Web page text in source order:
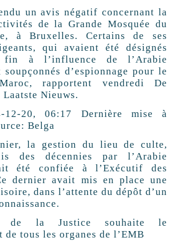
un avis négatif concernant la
de la Grande Mosquée du
à Bruxelles. Certains de ses
qui avaient été désignés
fin à l’influence de l’Arabie
soupçonnés d’espionnage pour le
rapportent vendredi De
Nieuws.
12-20, 06:17 Dernière mise à
Belga
la gestion du lieu de culte,
des décennies par l’Arabie
été confiée à l’Exécutif des
dernier avait mis en place une
dans l’attente du dépôt d’un
de la Justice souhaite le
de tous les organes de l’EMB